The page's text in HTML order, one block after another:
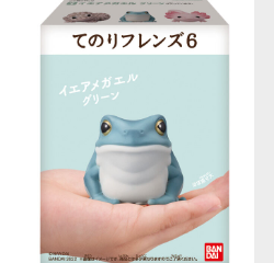
アンパンマン
ぉるめーしょん
クエアシール
ポケモンスケールワ
ールド